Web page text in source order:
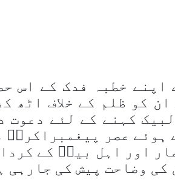
خطبہ فدک کے اس
کو ظلم کے خلاف اٹھ
کہنے کے لئے دعوت
ہوئے عصر پیغمبراکرمؐ
اور اہل بیتؑ کے
کی وضاحت پیش کی جارہی